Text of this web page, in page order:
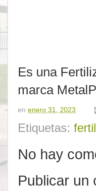
Es una
marca
en enero 31, 2023
Etiquetas:
No hay
Publicar un